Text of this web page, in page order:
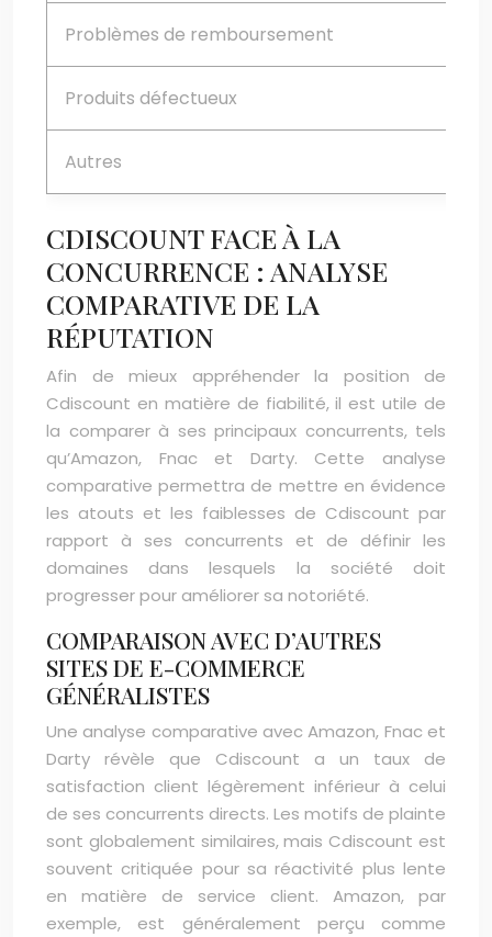
Problèmes de remboursement
Produits défectueux
Autres
CDISCOUNT FACE À LA
CONCURRENCE : ANALYSE
COMPARATIVE DE LA
RÉPUTATION
Afin de mieux appréhender la position de
Cdiscount en matière de fiabilité, il est utile de
la comparer à ses principaux concurrents, tels
qu’Amazon, Fnac et Darty. Cette analyse
comparative permettra de mettre en évidence
les atouts et les faiblesses de Cdiscount par
rapport à ses concurrents et de définir les
domaines dans lesquels la société doit
progresser pour améliorer sa notoriété.
COMPARAISON AVEC D’AUTRES
SITES DE E-COMMERCE
GÉNÉRALISTES
Une analyse comparative avec Amazon, Fnac et
Darty révèle que Cdiscount a un taux de
satisfaction client légèrement inférieur à celui
de ses concurrents directs. Les motifs de plainte
sont globalement similaires, mais Cdiscount est
souvent critiquée pour sa réactivité plus lente
en matière de service client. Amazon, par
exemple, est généralement perçu comme